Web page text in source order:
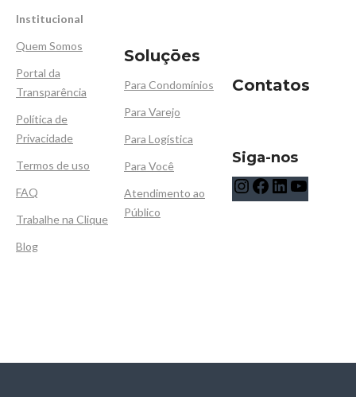
Institucional
Quem Somos
Portal da
Transparência
Política de
Privacidade
Termos de uso
FAQ
Trabalhe na Clique
Blog
Soluçōes
Para Condomínios
Para Varejo
Para Logística
Para Você
Atendimento ao
Público
Contatos
Siga-nos